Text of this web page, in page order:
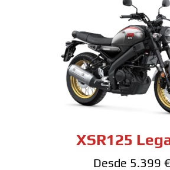
XSR125
Desde 5.399 €